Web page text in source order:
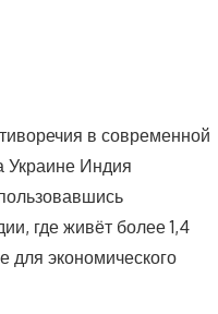
в современной
Украине Индия
где живёт более 1,4
для экономического